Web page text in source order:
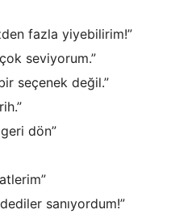
fazla yiyebilirim!”
seviyorum.”
seçenek değil.”
dön”
sanıyordum!”